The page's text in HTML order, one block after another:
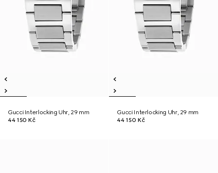
Gucci Interlocking Uhr, 29 mm
44 150 Kč
Gucci Interlocking Uhr, 29 mm
44 150 Kč